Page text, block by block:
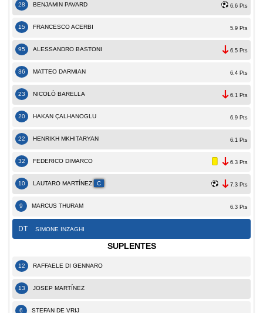
28 BENJAMIN PAVARD 6.6 Pts
15 FRANCESCO ACERBI 5.9 Pts
95 ALESSANDRO BASTONI 6.5 Pts
36 MATTEO DARMIAN 6.4 Pts
23 NICOLÒ BARELLA 6.1 Pts
20 HAKAN ÇALHANOGLU 6.9 Pts
22 HENRIKH MKHITARYAN 6.1 Pts
32 FEDERICO DIMARCO 6.3 Pts
10 LAUTARO MARTÍNEZ C 7.3 Pts
9 MARCUS THURAM 6.3 Pts
DT SIMONE INZAGHI
SUPLENTES
12 RAFFAELE DI GENNARO
13 JOSEP MARTÍNEZ
6 STEFAN DE VRIJ